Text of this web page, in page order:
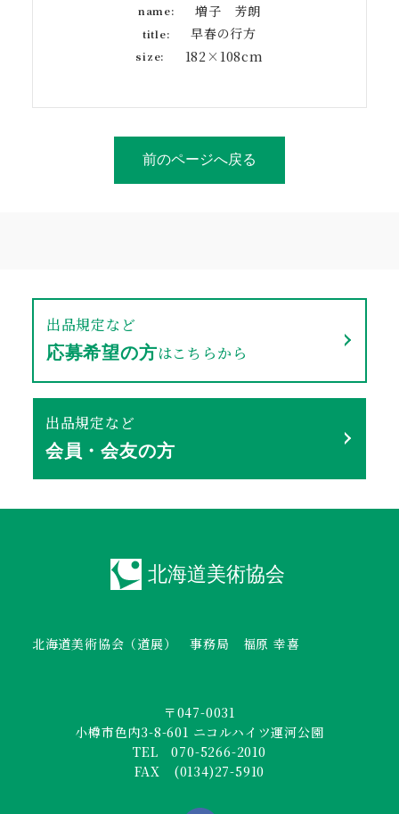
name: 増子 芳朗
title: 早春の行方
size: 182×108cm
前のページへ戻る
出品規定など
応募希望の方はこちらから
出品規定など
会員・会友の方
北海道美術協会（道展） 事務局 福原 幸喜
〒047-0031
小樽市色内3-8-601 ニコルハイツ運河公園
TEL 070-5266-2010
FAX (0134)27-5910